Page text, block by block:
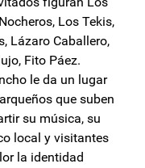
Los Tekis,
Lázaro Caballero,
Fito Páez.
le da un lugar
que suben
su música, su
local y visitantes
la identidad